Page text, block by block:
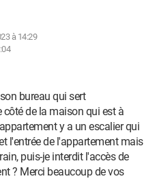
à 14:29
bureau qui sert
côté de la maison qui est à
y a un escalier qui
l'entrée de l'appartement mais
puis-je interdit l'accès de
? Merci beaucoup de vos